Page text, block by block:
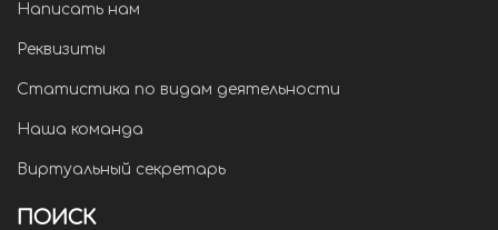
Написать нам
Реквизиты
Статистика по видам деятельности
Наша команда
Виртуальный секретарь
ПОИСК